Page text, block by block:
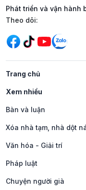
Phát triển và vận hành
Mạng xã hội
Theo dõi:
Trang chủ
Xem nhiều
Bàn và luận
Xóa nhà tạm, nhà dột
Văn hóa - Giải trí
Pháp luật
Chuyện người già